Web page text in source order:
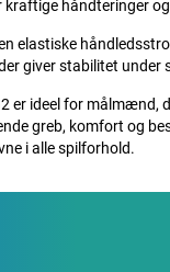
håndteringer
elastiske
giver stabilitet under
er ideel for målmænd,
greb, komfort og
i alle spilforhold.